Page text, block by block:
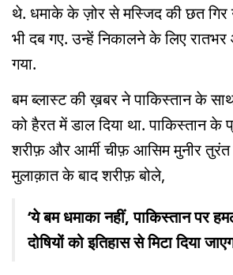
थे. धमाके के ज़ोर से मस्जिद की छत
भी दब गए. उन्हें निकालने के लिए
गया.
बम ब्लास्ट की ख़बर ने पाकिस्तान के
को हैरत में डाल दिया था. पाकिस्तान के
शरीफ़ और आर्मी चीफ़ आसिम मुनीर
मुलाक़ात के बाद शरीफ़ बोले,
‘ये बम धमाका नहीं, पाकिस्तान पर
दोषियों को इतिहास से मिटा दिया